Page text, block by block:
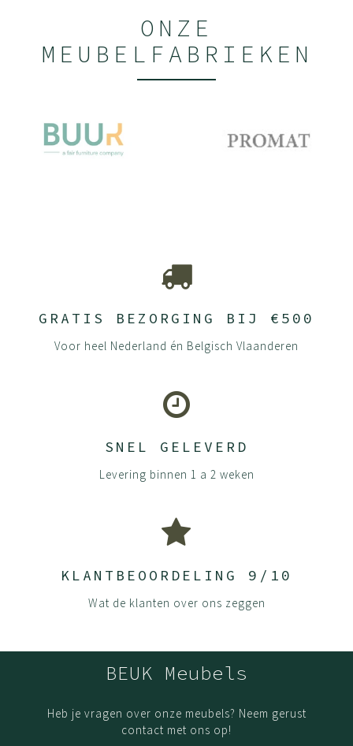
ONZE
MEUBELFABRIEKEN
GRATIS BEZORGING BIJ €500
Voor heel Nederland én Belgisch Vlaanderen
SNEL GELEVERD
Levering binnen 1 a 2 weken
KLANTBEOORDELING 9/10
Wat de klanten over ons zeggen
BEUK Meubels
Heb je vragen over onze meubels? Neem gerust
contact met ons op!